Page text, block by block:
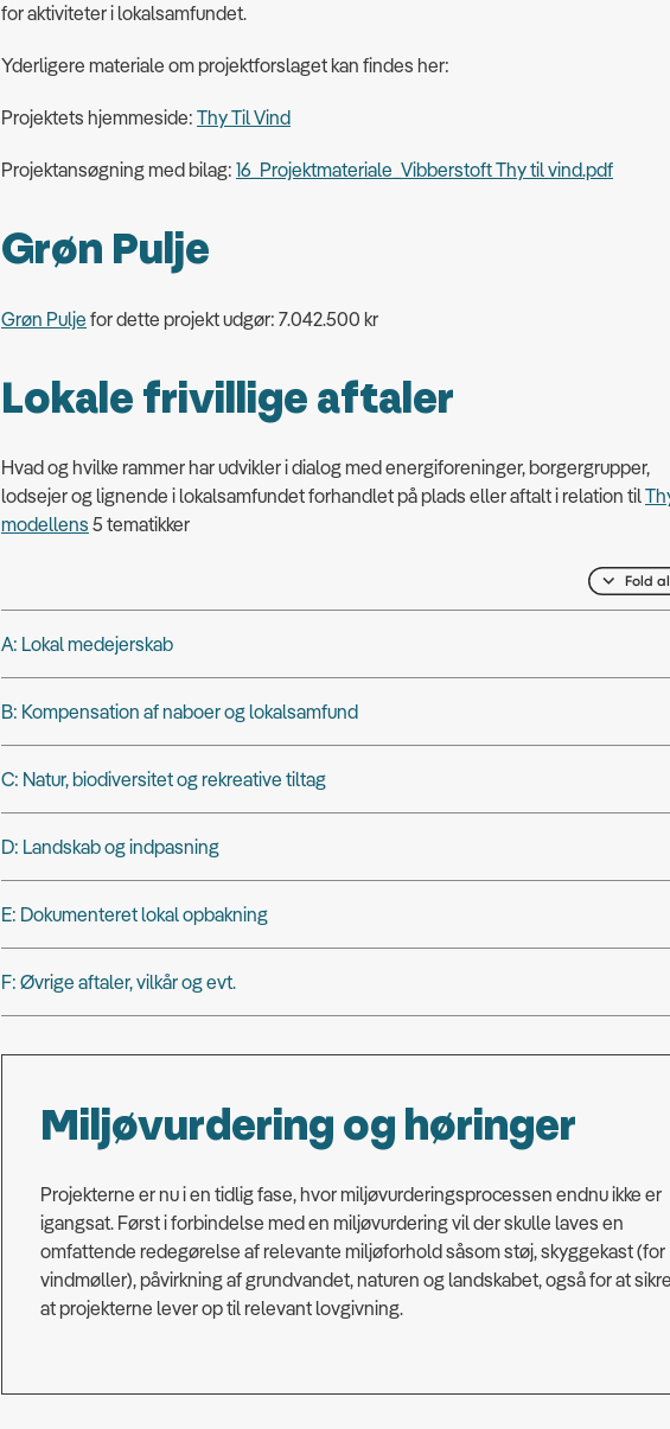
for aktiviteter i lokalsamfundet.
Yderligere materiale om projektforslaget kan findes her:
Projektets hjemmeside: Thy Til Vind
Projektansøgning med bilag: 16_Projektmateriale_Vibberstoft Thy til vind.pdf
Grøn Pulje
Grøn Pulje for dette projekt udgør: 7.042.500 kr
Lokale frivillige aftaler
Hvad og hvilke rammer har udvikler i dialog med energiforeninger, borgergrupper,
lodsejer og lignende i lokalsamfundet forhandlet på plads eller aftalt i relation til
modellens 5 tematikker
Fold
A: Lokal medejerskab
B: Kompensation af naboer og lokalsamfund
C: Natur, biodiversitet og rekreative tiltag
D: Landskab og indpasning
E: Dokumenteret lokal opbakning
F: Øvrige aftaler, vilkår og evt.
Miljøvurdering og høringer
Projekterne er nu i en tidlig fase, hvor miljøvurderingsprocessen endnu ikke er
igangsat. Først i forbindelse med en miljøvurdering vil der skulle laves en
omfattende redegørelse af relevante miljøforhold såsom støj, skyggekast (for
vindmøller), påvirkning af grundvandet, naturen og landskabet, også for at
at projekterne lever op til relevant lovgivning.